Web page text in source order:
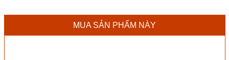
MUA SẢN PHẨM NÀY